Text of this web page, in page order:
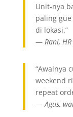
Unit-nya
paling
di lokasi.”
— Rani,
“Awalnya
weekend
repeat
—Agus,